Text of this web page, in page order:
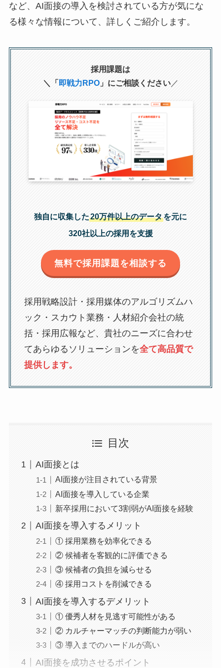
など、AI面接の導入を検討されている方が気にな
る様々な情報について、詳しくご紹介します。
採用課題は
＼「 即戦力RPO」にご相談ください／
独自に収集した20万件以上のデータを元に
320社以上の採用を支援
無料で採用課題を相談する
採用戦略設計・採用媒体のアルゴリズムハ
ック・スカウト業務・人材紹介会社の統
括・採用広報など、貴社のニーズに合わせ
てあらゆるソリューションを全て高品質で
提供します。
目次
AI面接とは
AI面接が注目されている背景
AI面接を導入している企業
新卒採用において3割弱がAI面接を経験
AI面接を導入するメリット
① 採用業務を効率化できる
② 候補者を客観的に評価できる
③ 候補者の負担を減らせる
④ 採用コストを削減できる
AI面接を導入するデメリット
① 優秀人材を見逃す可能性がある
② カルチャーマッチの判断能力が弱い
③ 導入までのハードルが高い
AI面接を成功させるポイント